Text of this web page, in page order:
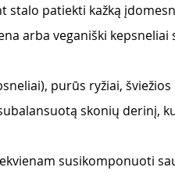
stalo patiekti kažką
arba veganiški kepsneliai
purūs ryžiai, šviežios
skonių derinį,
susikomponuoti